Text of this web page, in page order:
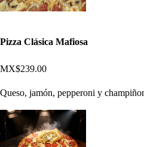
Pizza Clásica Mafiosa
MX$239.00
Queso, jamón, pepperoni y